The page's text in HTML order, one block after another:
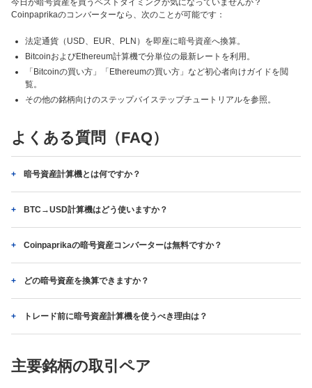
今日が暗号資産を買うベストタイミングか気になっていませんか？
Coinpaprikaのコンバーターなら、次のことが可能です：
法定通貨（USD、EUR、PLN）を即座に暗号資産へ換算。
BitcoinおよびEthereum計算機で分単位の最新レートを利用。
「Bitcoinの買い方」「Ethereumの買い方」など初心者向けガイドを閲
覧。
その他の銘柄向けのステップバイステップチュートリアルを参照。
よくある質問（FAQ）
暗号資産計算機とは何ですか？
BTC→USD計算機はどう使いますか？
Coinpaprikaの暗号資産コンバーターは無料ですか？
どの暗号資産を換算できますか？
トレード前に暗号資産計算機を使うべき理由は？
主要銘柄の取引ペア